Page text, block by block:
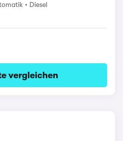
Diesel
vergleichen